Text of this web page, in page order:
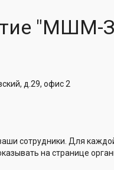
"МШМ-
д.29, офис 2
сотрудники. Для
на странице